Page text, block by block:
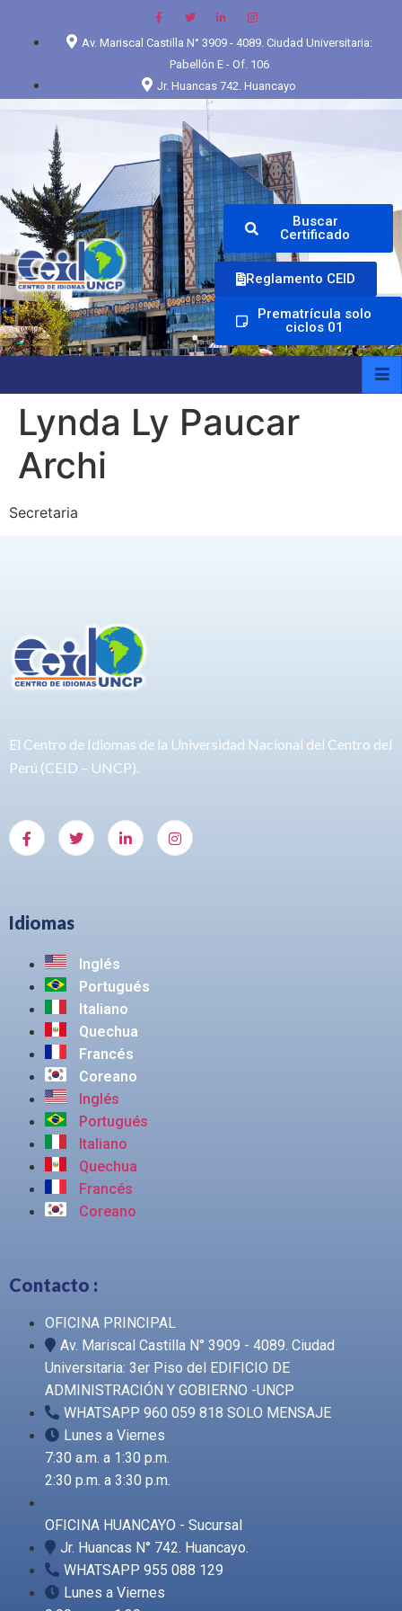
Av. Mariscal Castilla N° 3909 - 4089. Ciudad Universitaria:
Pabellón E - Of. 106
Jr. Huancas 742. Huancayo
Buscar
Certificado
Reglamento CEID
Prematrícula solo
ciclos 01
Lynda Ly Paucar
Archi
Secretaria
El Centro de Idiomas de la Universidad Nacional del Centro del
Perú (CEID – UNCP).
Idiomas
Inglés
Portugués
Italiano
Quechua
Francés
Coreano
Inglés
Portugués
Italiano
Quechua
Francés
Coreano
Contacto :
OFICINA PRINCIPAL
Av. Mariscal Castilla N° 3909 - 4089. Ciudad
Universitaria: 3er Piso del EDIFICIO DE
ADMINISTRACIÓN Y GOBIERNO -UNCP
WHATSAPP 960 059 818 SOLO MENSAJE
Lunes a Viernes
7:30 a.m. a 1:30 p.m.
2:30 p.m. a 3:30 p.m.
OFICINA HUANCAYO - Sucursal
Jr. Huancas N° 742. Huancayo.
WHATSAPP 955 088 129
Lunes a Viernes